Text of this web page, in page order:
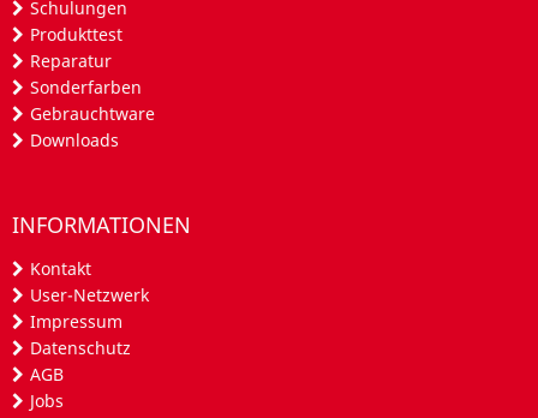
Schulungen
Produkttest
Reparatur
Sonderfarben
Gebrauchtware
Downloads
INFORMATIONEN
Kontakt
User-Netzwerk
Impressum
Datenschutz
AGB
Jobs